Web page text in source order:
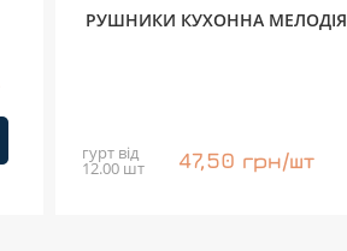
РУШНИКИ КУХОННА МЕЛОДІЯ
гурт від
12.00 шт 47,50 грн/шт